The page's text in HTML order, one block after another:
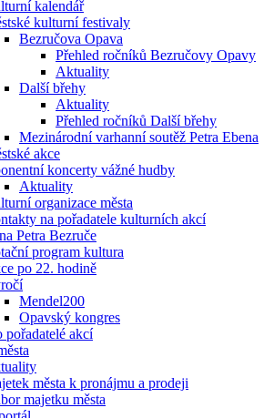
kalendář
kulturní festivaly
Bezručova Opava
Přehled ročníků Bezručovy Opavy
Aktuality
Další břehy
Aktuality
Přehled ročníků Další břehy
Mezinárodní varhanní soutěž Petra Ebena
akce
koncerty vážné hudby
Aktuality
organizace města
na pořadatele kulturních akcí
Petra Bezruče
program kultura
po 22. hodině
Mendel200
Opavský kongres
pořadatelé akcí
města k pronájmu a prodeji
majetku města